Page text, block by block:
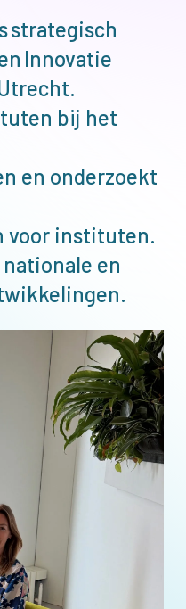
strategisch
Innovatie
bij het
en onderzoekt
voor instituten.
en